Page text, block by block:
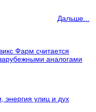
Дальше...
Фарм считается
аналогами
энергия улиц и дух